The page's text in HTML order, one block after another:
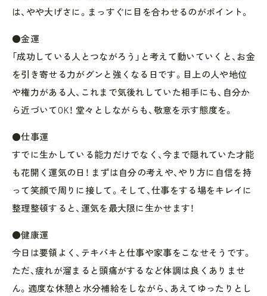
は、やや大げさに。まっすぐに目を合わせるのがポイント。
●金運
「成功している人とつながろう」と考えて動いていくと、お金
を引き寄せる力がグンと強くなる日です。目上の人や地位
や権力がある人、これまで気後れしていた相手にも、自分か
ら近づいてOK！ 堂々としながらも、敬意を示す態度を。
●仕事運
すでに生かしている能力だけでなく、今まで隠れていた才能
も花開く運気の日！ まずは自分の考えや、やり方に自信を持
って笑顔で周りに接して。そして、仕事をする場をキレイに
整理整頓すると、運気を最大限に生かせます！
●健康運
今日は要領よく、テキパキと仕事や家事をこなせそうです。
ただ、疲れが溜まると頭痛がするなど体調は良くありませ
ん。適度な休憩と水分補給をしながら、あえてゆったりとし